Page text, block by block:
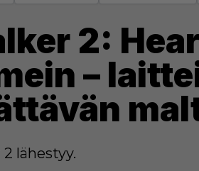
2:
–
lähestyy.